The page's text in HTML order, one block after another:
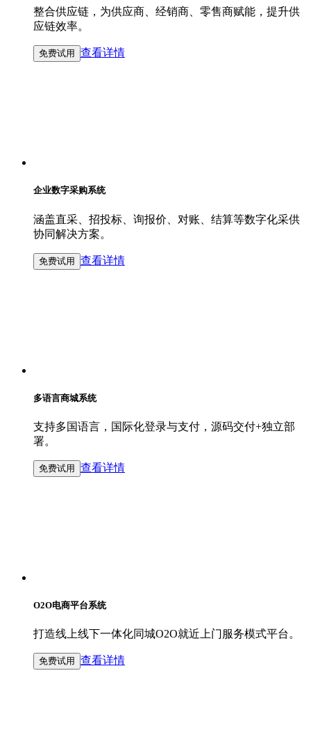
整合供应链，为供应商、经销商、零售商赋能，提升供
应链效率。
免费试用 查看详情
企业数字采购系统
涵盖直采、招投标、询报价、对账、结算等数字化采供
协同解决方案。
免费试用 查看详情
多语言商城系统
支持多国语言，国际化登录与支付，源码交付+独立部
署。
免费试用 查看详情
O2O电商平台系统
打造线上线下一体化同城O2O就近上门服务模式平台。
免费试用 查看详情